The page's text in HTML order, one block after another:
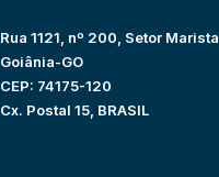
Rua 1121, nº 200, Setor Marista
Goiânia-GO
CEP: 74175-120
Cx. Postal 15, BRASIL